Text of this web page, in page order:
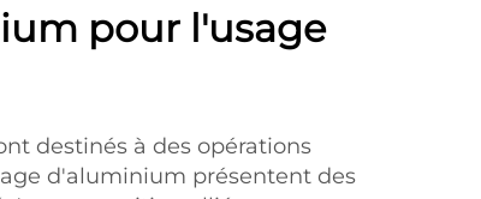
pour l'usage
destinés à des opérations
d'aluminium présentent des